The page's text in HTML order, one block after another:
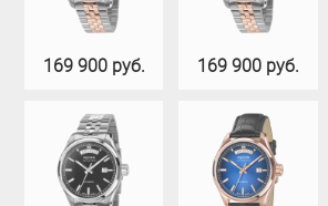
169 900 руб. 169 900 руб.